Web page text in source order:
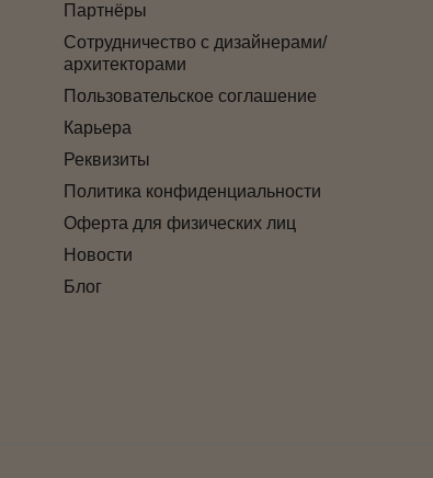
Партнёры
Сотрудничество с дизайнерами/
архитекторами
Пользовательское соглашение
Карьера
Реквизиты
Политика конфиденциальности
Оферта для физических лиц
Новости
Блог